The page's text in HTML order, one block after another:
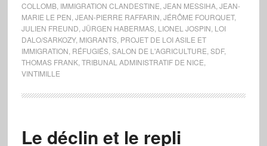
COLLOMB, IMMIGRATION CLANDESTINE JEAN MESSIHA, JEAN-
MARIE LE PEN JEAN-PIERRE RAFFARIN JÉRÔME FOURQUET,
JULIEN FREUND JÜRGEN HABERMAS, LIONEL JOSPIN LOI
DALO/SARKOZY, MIGRANTS, PROJET DE LOI ASILE ET
IMMIGRATION RÉFUGIÉS, SALON DE L'AGRICULTURE SDF,
THOMAS FRANK, TRIBUNAL ADMINISTRATIF DE NICE
VINTIMILLE
Le déclin et le repli